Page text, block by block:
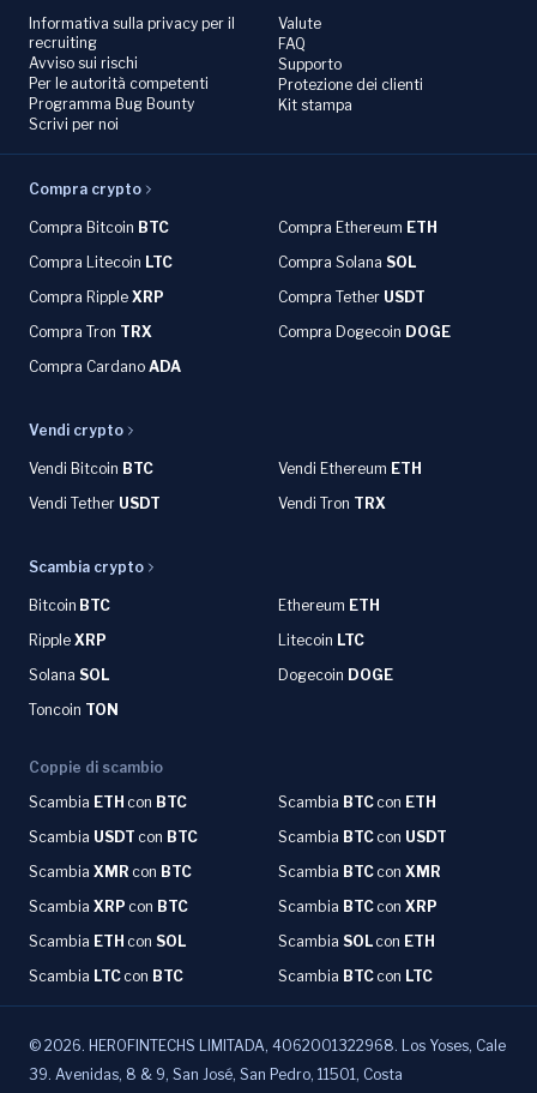
Informativa sulla privacy per il
recruiting
Avviso sui rischi
Per le autorità competenti
Programma Bug Bounty
Scrivi per noi
Valute
FAQ
Supporto
Protezione dei clienti
Kit stampa
Compra crypto
Compra Bitcoin BTC Compra Ethereum ETH
Compra Litecoin LTC Compra Solana SOL
Compra Ripple XRP Compra Tether USDT
Compra Tron TRX Compra Dogecoin DOGE
Compra Cardano ADA
Vendi crypto
Vendi Bitcoin BTC Vendi Ethereum ETH
Vendi Tether USDT Vendi Tron TRX
Scambia crypto
Bitcoin BTC Ethereum ETH
Ripple XRP Litecoin LTC
Solana SOL Dogecoin DOGE
Toncoin TON
Coppie di scambio
Scambia ETH con BTC Scambia BTC con ETH
Scambia USDT con BTC Scambia BTC con USDT
Scambia XMR con BTC Scambia BTC con XMR
Scambia XRP con BTC Scambia BTC con XRP
Scambia ETH con SOL Scambia SOL con ETH
Scambia LTC con BTC Scambia BTC con LTC
© 2026. HEROFINTECHS LIMITADA, 4062001322968. Los Yoses, Cale
39. Avenidas, 8 & 9, San José, San Pedro, 11501, Costa